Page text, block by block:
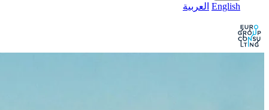
English العربية